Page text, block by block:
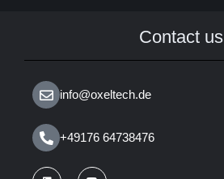
Contact us
info@oxeltech.de
+49176 64738476